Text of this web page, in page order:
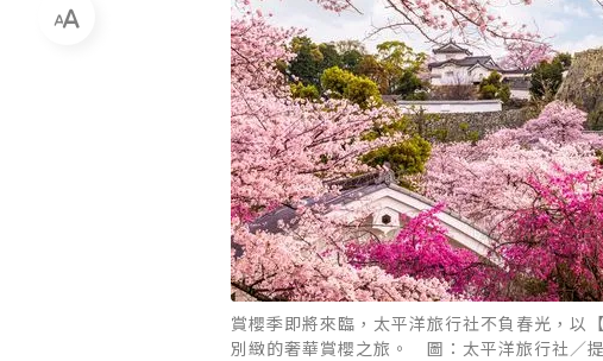
賞櫻季即將來臨，太平洋旅行社不負春光，以
別緻的奢華賞櫻之旅。 圖：太平洋旅行社／